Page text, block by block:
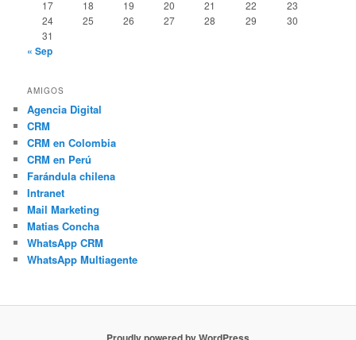
17
18 19 20 21 22
23
24
25 26 27 28 29
30
31
« Sep
AMIGOS
Agencia Digital
CRM
CRM en Colombia
CRM en Perú
Farándula chilena
Intranet
Mail Marketing
Matias Concha
WhatsApp CRM
WhatsApp Multiagente